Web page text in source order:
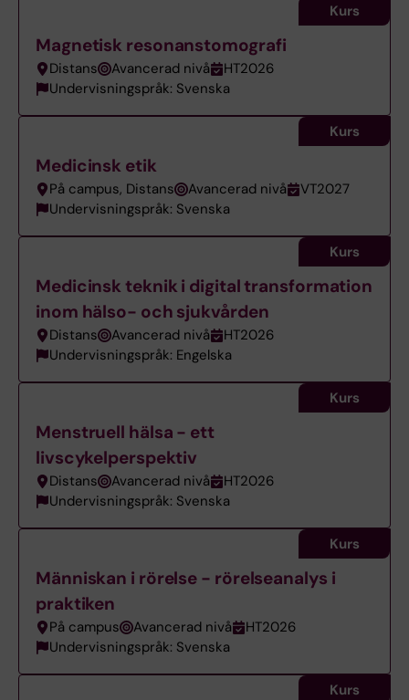
Magnetisk resonanstomografi
Distans Avancerad nivå
HT2026
Undervisningspråk: Svenska
Kurs
Medicinsk etik
På campus, Distans Avancerad nivå
VT2027
Undervisningspråk: Svenska
Kurs
Medicinsk teknik i digital transformation
inom hälso- och sjukvården
Distans Avancerad nivå
HT2026
Undervisningspråk: Engelska
Kurs
Menstruell hälsa - ett
livscykelperspektiv
Distans Avancerad nivå
HT2026
Undervisningspråk: Svenska
Kurs
Människan i rörelse - rörelseanalys i
praktiken
På campus Avancerad nivå
HT2026
Undervisningspråk: Svenska
Kurs
Kurs